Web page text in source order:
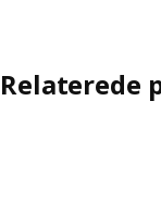
Relaterede